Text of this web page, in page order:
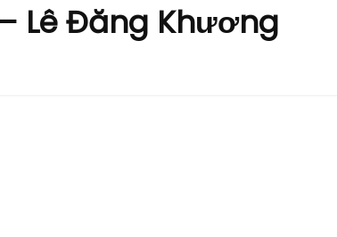
Lê Đăng Khương